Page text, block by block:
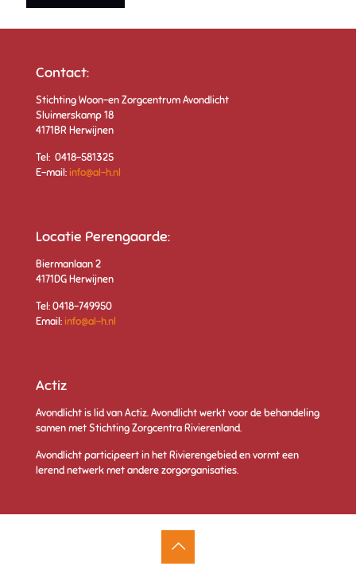
Contact:
Stichting Woon-en Zorgcentrum Avondlicht
Sluimerskamp 18
4171BR Herwijnen
Tel: 0418-581325
E-mail: info@al-h.nl
Locatie Perengaarde:
Biermanlaan 2
4171DG Herwijnen
Tel: 0418-749950
Email: info@al-h.nl
Actiz
Avondlicht is lid van Actiz.Avondlicht werkt voor de behandeling
samen met Stichting Zorgcentra Rivierenland.
Avondlicht participeert in het Rivierengebied en vormt een
lerend netwerk met andere zorgorganisaties.